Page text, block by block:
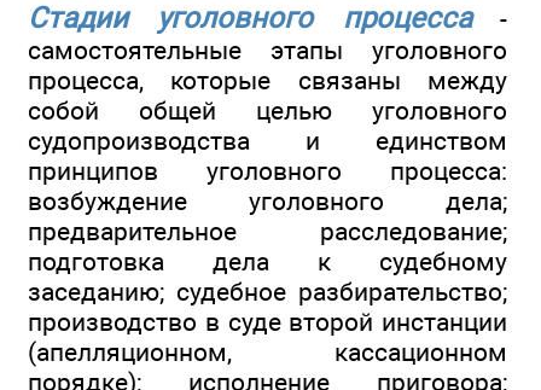
Стадии уголовного процесса-
самостоятельные этапы уголовного
процесса, которые связаны между
собой общей целью уголовного
судопроизводства и единством
принципов уголовного процесса:
возбуждение уголовного дела;
предварительное расследование;
подготовка дела к судебному
заседанию; судебное разбирательство;
производство в суде второй инстанции
(апелляционном, кассационном
порядке); исполнение приговора;